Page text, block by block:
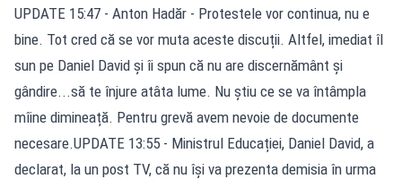
UPDATE 15:47 - Anton Hadăr - Protestele vor continua, nu e
bine. Tot cred că se vor muta aceste discuții. Altfel, imediat îl
sun pe Daniel David și îi spun că nu are discernământ și
gândire...să te înjure atâta lume. Nu știu ce se va întâmpla
mîine dimineață. Pentru grevă avem nevoie de documente
necesare.UPDATE 13:55 - Ministrul Educației, Daniel David, a
declarat, la un post TV, că nu își va prezenta demisia în urma